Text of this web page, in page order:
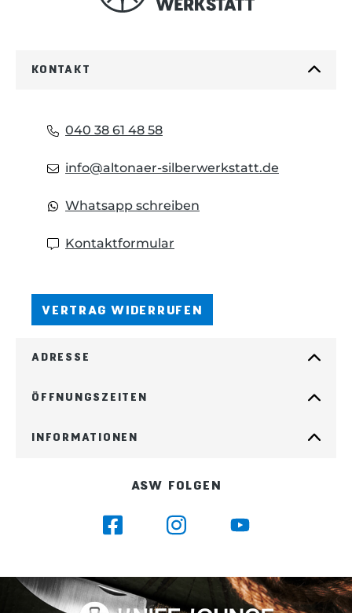
KONTAKT
040 38 61 48 58
info@altonaer-silberwerkstatt.de
Whatsapp schreiben
Kontaktformular
VERTRAG WIDERRUFEN
ADRESSE
ÖFFNUNGSZEITEN
INFORMATIONEN
ASW FOLGEN